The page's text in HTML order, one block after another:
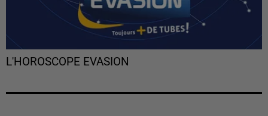
L'HOROSCOPE EVASION